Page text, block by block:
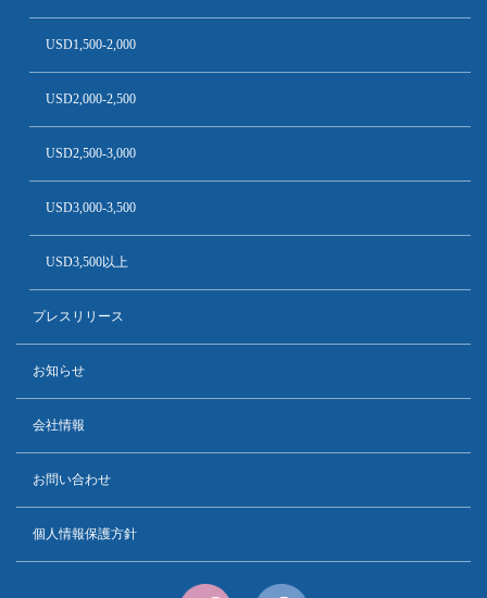
USD1,500-2,000
USD2,000-2,500
USD2,500-3,000
USD3,000-3,500
USD3,500以上
プレスリリース
お知らせ
会社情報
お問い合わせ
個人情報保護方針